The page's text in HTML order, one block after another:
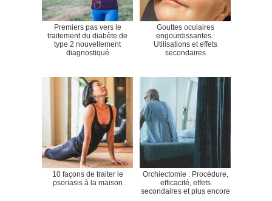
Premiers pas vers le
traitement du diabète de
type 2 nouvellement
diagnostiqué
Gouttes oculaires
engourdissantes :
Utilisations et effets
secondaires
10 façons de traiter le
psoriasis à la maison
Orchiectomie : Procédure,
efficacité, effets
secondaires et plus encore